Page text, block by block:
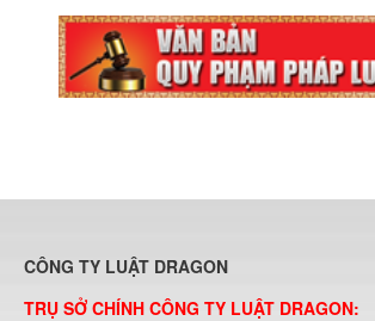
CÔNG TY LUẬT DRAGON
TRỤ SỞ CHÍNH CÔNG TY LUẬT DRAGON: